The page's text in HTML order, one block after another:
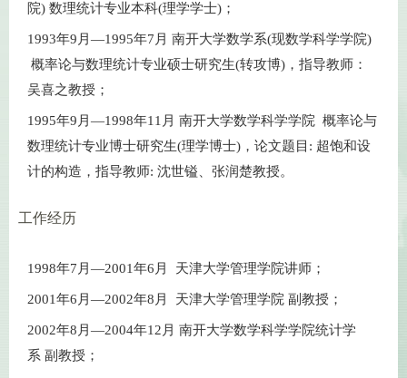
院) 数理统计专业本科(理学学士)；
1993年9月—1995年7月 南开大学数学系(现数学科学学院)
概率论与数理统计专业硕士研究生(转攻博)，指导教师：
吴喜之教授；
1995年9月—1998年11月 南开大学数学科学学院 概率论与
数理统计专业博士研究生(理学博士)，论文题目: 超饱和设
计的构造，指导教师: 沈世镒、 张润楚教授。
工作经历
1998年7月—2001年6月 天津大学管理学院讲师；
2001年6月—2002年8月 天津大学管理学院 副教授；
2002年8月—2004年12月 南开大学数学科学学院统计学
系 副教授；